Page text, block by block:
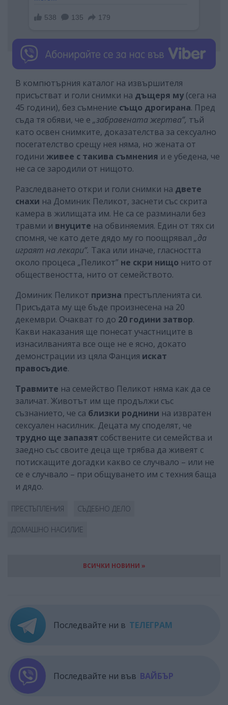
В компютърния каталог на извършителя
присъстват и голи снимки на дъщеря му (сега на
45 години), без съмнение също дрогирана. Пред
съда тя обяви, че е „забравената жертва”, тъй
като освен снимките, доказателства за сексуално
посегателство срещу нея няма, но жената от
години живее с такива съмнения и е убедена, че
не са се зародили от нищото.
Разследването откри и голи снимки на двете
снахи на Доминик Пеликот, заснети със скрита
камера в жилищата им. Не са се разминали без
травми и внуците на обвиняемия. Един от тях си
спомня, че като дете дядо му го поощрявал „да
играят на лекари”. Така или иначе, гласността
около процеса „Пеликот” не скри нищо нито от
обществеността, нито от семейството.
Доминик Пеликот призна престъпленията си.
Присъдата му ще бъде произнесена на 20
декември. Очакват го до 20 години затвор.
Какви наказания ще понесат участниците в
изнасилванията все още не е ясно, докато
демонстрации из цяла Фанция искат
правосъдие.
Травмите на семейство Пеликот няма как да се
заличат. Животът им ще продължи със
съзнанието, че са близки роднини на извратен
сексуален насилник. Децата му споделят, че
трудно ще запазят собствените си семейства и
заедно със своите деца ще трябва да живеят с
потискащите догадки какво се случвало – или не
се е случвало – при общуването им с техния баща
и дядо.
ПРЕСТЪПЛЕНИЯ СЪДЕБНО ДЕЛО
ДОМАШНО НАСИЛИЕ
ВСИЧКИ НОВИНИ »
Последвайте ни в ТЕЛЕГРАМ
Последвайте ни във ВАЙБЪР